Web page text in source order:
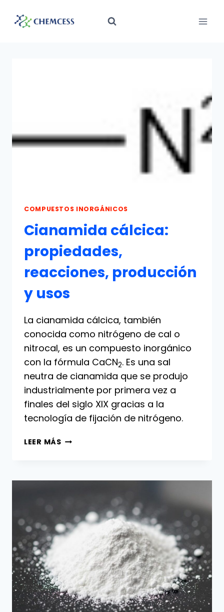
COMPUESTOS INORGÁNICOS
Cianamida cálcica:
propiedades,
reacciones, producción
y usos
La cianamida cálcica, también
conocida como nitrógeno de cal o
nitrocal, es un compuesto inorgánico
con la fórmula CaCN2. Es una sal
neutra de cianamida que se produjo
industrialmente por primera vez a
finales del siglo XIX gracias a la
tecnología de fijación de nitrógeno.
LEER MÁSCIANAMIDA